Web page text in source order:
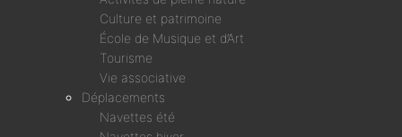
Culture et patrimoine
École de Musique et d’Art
Tourisme
Vie associative
Déplacements
Navettes été